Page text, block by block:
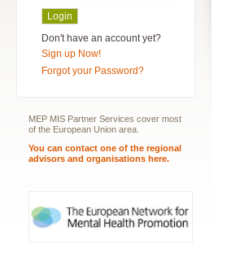
Don't have an account yet?
Sign up Now!
Forgot your Password?
MEP MIS Partner Services cover most
of the European Union area.
You can contact one of the regional
advisors and organisations here.